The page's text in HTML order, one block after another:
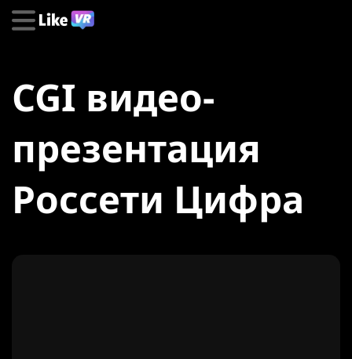
CGI видео-
презентация
Россети Цифра